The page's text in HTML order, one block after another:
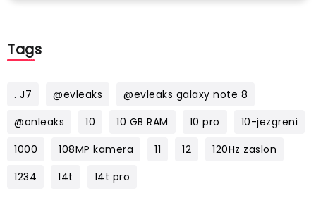
Tags
. J7 @evleaks
@evleaks galaxy note 8
@onleaks
10 10 GB RAM 10 pro
10-jezgreni
1000
108MP kamera 11 12
120Hz zaslon
1234
14t 14t pro